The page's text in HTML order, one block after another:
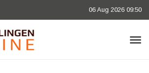
06 Aug 2026 09:50